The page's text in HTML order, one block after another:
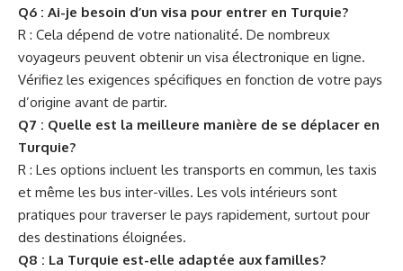
Q6 : Ai-je besoin d’un visa pour entrer en Turquie?
R : Cela dépend de votre nationalité. De nombreux
voyageurs peuvent obtenir un visa électronique en ligne.
Vérifiez les exigences spécifiques en fonction de votre pays
d’origine avant de partir.
Q7 : Quelle est la meilleure manière de se déplacer en
Turquie?
R : Les options incluent les transports en commun, les taxis
et même les bus inter-villes. Les vols intérieurs sont
pratiques pour traverser le pays rapidement, surtout pour
des destinations éloignées.
Q8 : La Turquie est-elle adaptée aux familles?